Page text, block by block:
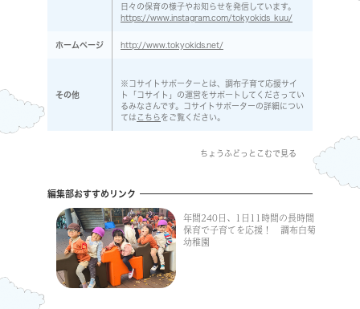
日々の保育の様子やお知らせを発信しています。
https://www.instagram.com/tokyokids_kuu/
ホームページ http://www.tokyokids.net/
その他
※コサイトサポーターとは、調布子育て応援サイ
ト「コサイト」の運営をサポートしてくださってい
るみなさんです。コサイトサポーターの詳細につい
ては こちら をご覧ください。
ちょうふどっとこむで見る
編集部おすすめリンク
年間240日、1日11時間の長時間
保育で子育てを応援！ 調布白菊
幼稚園